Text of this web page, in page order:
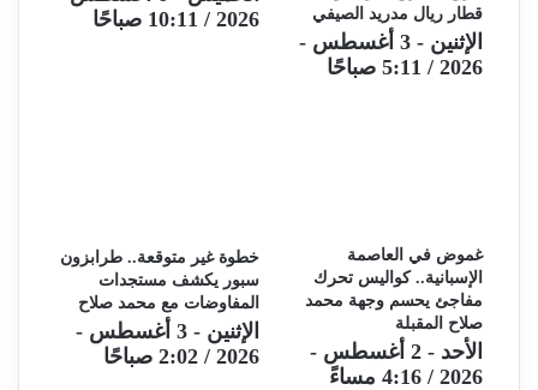
2026 / 10:11 صباحًا
قطار ريال مدريد الصيفي
الإثنين - 3 أغسطس -
2026 / 5:11 صباحًا
خطوة غير متوقعة.. طرابزون
سبور يكشف مستجدات
المفاوضات مع محمد صلاح
الإثنين - 3 أغسطس -
2026 / 2:02 صباحًا
غموض في العاصمة
الإسبانية.. كواليس تحرك
مفاجئ يحسم وجهة محمد
صلاح المقبلة
الأحد - 2 أغسطس -
2026 / 4:16 مساءً